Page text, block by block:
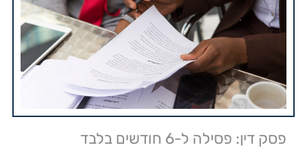
פסק דין: פסילה ל-6 חודשים בלבד